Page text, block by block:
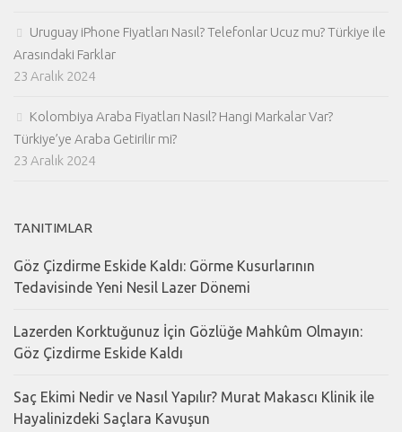
Uruguay iPhone Fiyatları Nasıl? Telefonlar Ucuz mu? Türkiye ile
Arasındaki Farklar
23 Aralık 2024
Kolombiya Araba Fiyatları Nasıl? Hangi Markalar Var?
Türkiye’ye Araba Getirilir mi?
23 Aralık 2024
TANITIMLAR
Göz Çizdirme Eskide Kaldı: Görme Kusurlarının
Tedavisinde Yeni Nesil Lazer Dönemi
Lazerden Korktuğunuz İçin Gözlüğe Mahkûm Olmayın:
Göz Çizdirme Eskide Kaldı
Saç Ekimi Nedir ve Nasıl Yapılır? Murat Makascı Klinik ile
Hayalinizdeki Saçlara Kavuşun